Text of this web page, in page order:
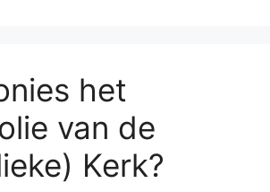
het
van de
Kerk?